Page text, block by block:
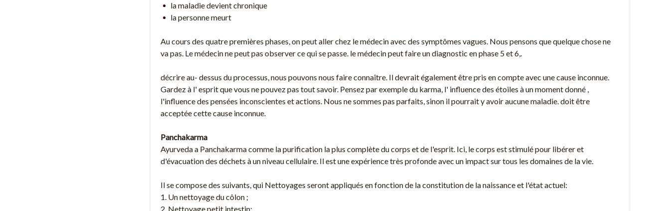
la maladie devient chronique
la personne meurt
Au cours des quatre premières phases, on peut aller chez le médecin avec des symptômes vagues. Nous pensons que quelque chose ne
va pas. Le médecin ne peut pas observer ce qui se passe. le médecin peut faire un diagnostic en phase 5 et 6,.
décrire au- dessus du processus, nous pouvons nous faire connaître. Il devrait également être pris en compte avec une cause inconnue.
Gardez à l' esprit que vous ne pouvez pas tout savoir. Pensez par exemple du karma, l' influence des étoiles à un moment donné ,
l'influence des pensées inconscientes et actions. Nous ne sommes pas parfaits, sinon il pourrait y avoir aucune maladie. doit être
acceptée cette cause inconnue.
Panchakarma
Ayurveda a Panchakarma comme la purification la plus complète du corps et de l'esprit. Ici, le corps est stimulé pour libérer et
d'évacuation des déchets à un niveau cellulaire. Il est une expérience très profonde avec un impact sur tous les domaines de la vie.
Il se compose des suivants, qui Nettoyages seront appliqués en fonction de la constitution de la naissance et l'état actuel:
1. Un nettoyage du côlon ;
2. Nettoyage petit intestin;